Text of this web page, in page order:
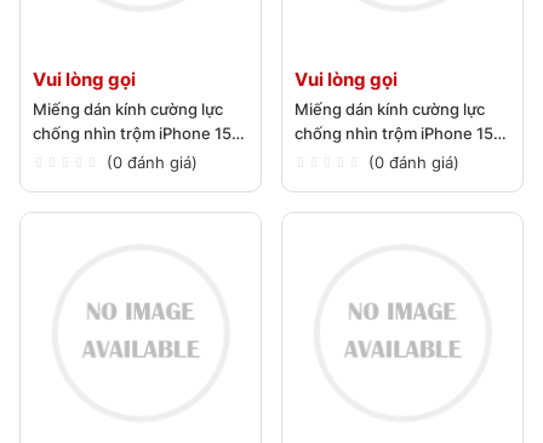
Vui lòng gọi
Miếng dán kính cường lực
chống nhìn trộm iPhone 15
(0 đánh giá)
Vui lòng gọi
Miếng dán kính cường lực
chống nhìn trộm iPhone 15
(0 đánh giá)